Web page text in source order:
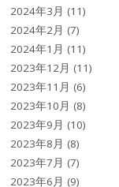
2024年3月 (11)
2024年2月 (7)
2024年1月 (11)
2023年12月 (11)
2023年11月 (6)
2023年10月 (8)
2023年9月 (10)
2023年8月 (8)
2023年7月 (7)
2023年6月 (9)